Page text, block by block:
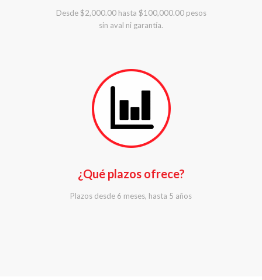
Desde $2,000.00 hasta $100,000.00 pesos
sin aval ni garantía.
¿Qué plazos ofrece?
Plazos desde 6 meses, hasta 5 años